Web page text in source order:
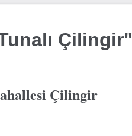
Çilingir"
Çilingir